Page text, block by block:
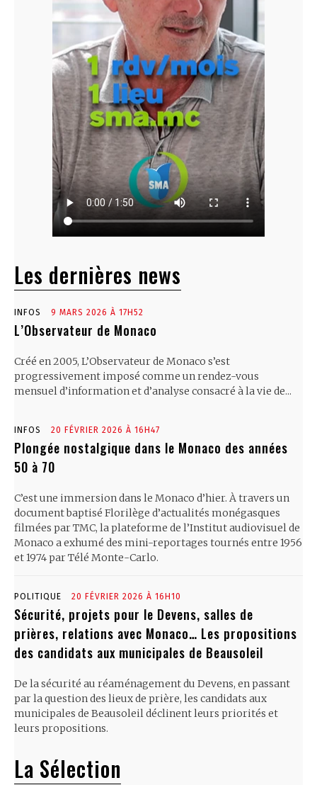
Les dernières news
INFOS 9 MARS 2026 À 17H52
L’Observateur de Monaco
Créé en 2005, L’Observateur de Monaco s’est
progressivement imposé comme un rendez-vous
mensuel d’information et d’analyse consacré à la vie de...
INFOS 20 FÉVRIER 2026 À 16H47
Plongée nostalgique dans le Monaco des années
50 à 70
C’est une immersion dans le Monaco d’hier. À travers un
document baptisé Florilège d’actualités monégasques
filmées par TMC, la plateforme de l’Institut audiovisuel de
Monaco a exhumé des mini-reportages tournés entre 1956
et 1974 par Télé Monte-Carlo.
POLITIQUE 20 FÉVRIER 2026 À 16H10
Sécurité, projets pour le Devens, salles de
prières, relations avec Monaco… Les propositions
des candidats aux municipales de Beausoleil
De la sécurité au réaménagement du Devens, en passant
par la question des lieux de prière, les candidats aux
municipales de Beausoleil déclinent leurs priorités et
leurs propositions.
La Sélection